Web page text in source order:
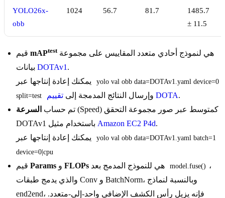
YOLO26x-
obb
1024 56.7 81.7
1485.7
± 11.5
mAPtestهي لنموذج أحادي متعدد المقاييس على مجموعة
DOTAv1 .
yolo val obb data=DOTAv1.yaml device=0
split=test
وإرسال النتائج المدمجة إلى تقييم DOTA.
تم حساب السرعة
(Speed) كمتوسط عبر صور مجموعة التحقق
Amazon EC2 P4d.
yolo val obb data=DOTAv1.yaml batch=1
device=0|cpu
Params FLOPs model.fuse() ،
والذي يدمج طبقات Conv و BatchNorm، وبالنسبة لنماذج
end2end، فإنه يزيل رأس الكشف الإضافي واحد-إلى-متعدد.